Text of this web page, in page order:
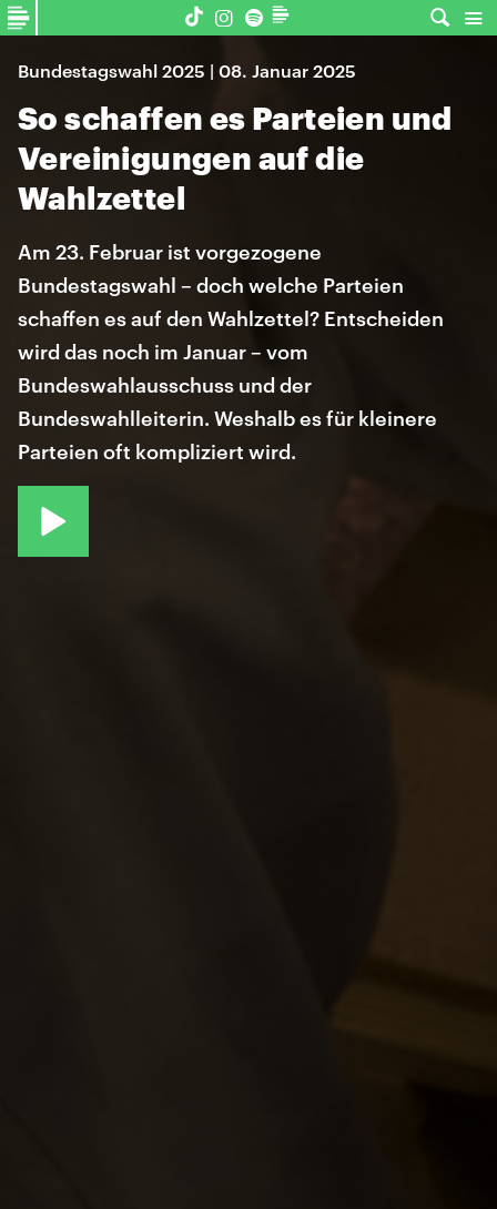
Bundestagswahl 2025 | 08. Januar 2025
So schaffen es Parteien und
Vereinigungen auf die
Wahlzettel
Am 23. Februar ist vorgezogene
Bundestagswahl – doch welche Parteien
schaffen es auf den Wahlzettel? Entscheiden
wird das noch im Januar – vom
Bundeswahlausschuss und der
Bundeswahlleiterin. Weshalb es für kleinere
Parteien oft kompliziert wird.